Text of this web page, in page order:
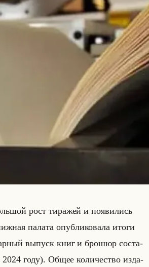
рост ти­ра­жей и по­яви­лись
па­ла­та опуб­ли­ко­ва­ла итоги
вы­пуск книг и бро­шюр со­ста­
году). Общее ко­ли­че­ство из­да­